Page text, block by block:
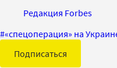
Редакция Forbes
#«спецоперация» на
Подписаться